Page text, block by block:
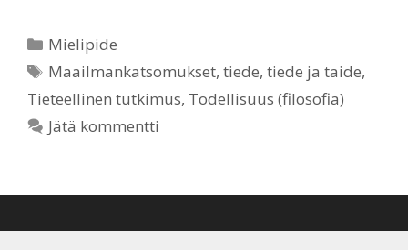
Kategoriat
Mielipide
Avainsanat
Maailmankatsomukset,tiede,tiede ja taide,
Tieteellinen tutkimus, Todellisuus (filosofia)
Jätä kommentti